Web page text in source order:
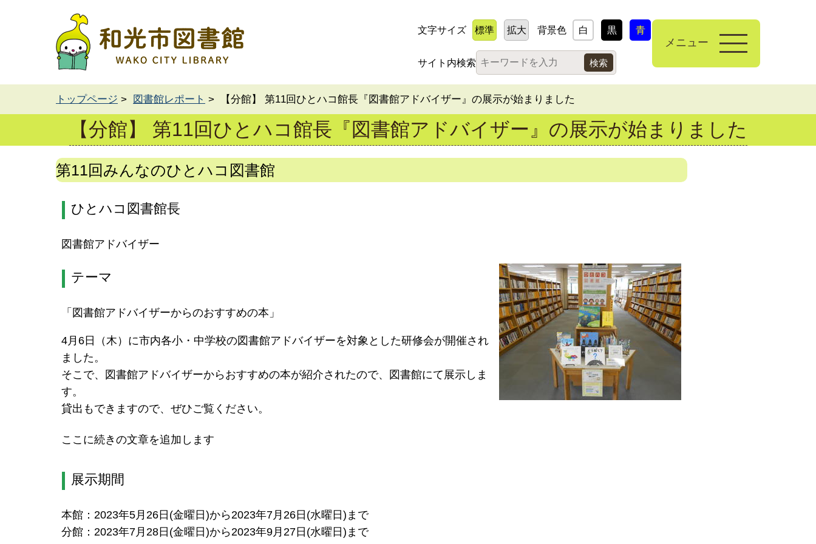
文字サイズ 標準 拡大 背景色 白 黒 青
サイト内検索
メニュー
トップページ > 図書館レポート > 【分館】 第11回ひとハコ館長『図書館アドバイザー』の展示が始まりました
【分館】 第11回ひとハコ館長『図書館アドバイザー』の展示が始まりました
第11回みんなのひとハコ図書館
ひとハコ図書館長
図書館アドバイザー
テーマ
「図書館アドバイザーからのおすすめの本」
4月6日（木）に市内各小・中学校の図書館アドバイザーを対象とした研修会が開催され
ました。
そこで、図書館アドバイザーからおすすめの本が紹介されたので、図書館にて展示しま
す。
貸出もできますので、ぜひご覧ください。
ここに続きの文章を追加します
展示期間
本館：2023年5月26日(金曜日)から2023年7月26日(水曜日)まで
分館：2023年7月28日(金曜日)から2023年9月27日(水曜日)まで